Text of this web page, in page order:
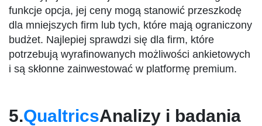
funkcje opcja, jej ceny mogą stanowić przeszkodę
dla mniejszych firm lub tych, które mają ograniczony
budżet. Najlepiej sprawdzi się dla firm, które
potrzebują wyrafinowanych możliwości ankietowych
i są skłonne zainwestować w platformę premium.
5.QualtricsAnalizy i badania